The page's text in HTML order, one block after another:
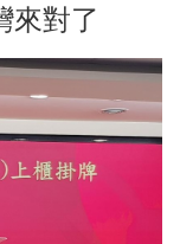
來對了